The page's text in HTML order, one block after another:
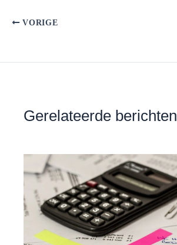
VORIGE
Gerelateerde berichten